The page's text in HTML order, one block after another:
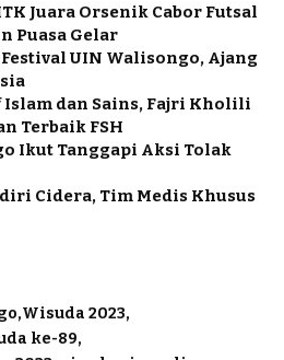
Juara Orsenik Cabor Futsal
Puasa Gelar
UIN Walisongo, Ajang
dan Sains, Fajri Kholili
Terbaik FSH
Ikut Tanggapi Aksi Tolak
Cidera, Tim Medis Khusus
Wisuda 2023
ke-89